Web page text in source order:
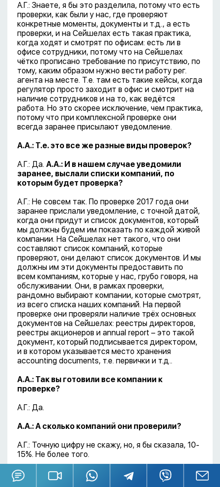
А.Г.: Знаете, я бы это разделила, потому что есть
проверки, как были у нас, где проверяют
конкретные моменты, документы и т.д., а есть
проверки, и на Сейшелах есть такая практика,
когда ходят и смотрят по офисам: есть ли в
офисе сотрудники, потому что на Сейшелах
чётко прописано требование по присутствию, по
тому, каким образом нужно вести работу рег.
агента на месте. Т.е. там есть такие кейсы, когда
регулятор просто заходит в офис и смотрит на
наличие сотрудников и на то, как ведётся
работа. Но это скорее исключение, чем практика,
потому что при комплексной проверке они
всегда заранее присылают уведомление.
А.А.: Т.е. это все же разные виды проверок?
А.Г.: Да. А.А.: И в нашем случае уведомили
заранее, выслали списки компаний, по
которым будет проверка?
А.Г.: Не совсем так. По проверке 2017 года они
заранее прислали уведомление, с точной датой,
когда они придут и список документов, который
мы должны будем им показать по каждой живой
компании. На Сейшелах нет такого, что они
составляют список компаний, которые
проверяют, они делают список документов. И мы
должны им эти документы предоставить по
всем компаниям, которые у нас, грубо говоря, на
обслуживании. Они, в рамках проверки,
рандомно выбирают компании, которые смотрят,
из всего списка наших компаний. На первой
проверке они проверяли наличие трёх основных
документов на Сейшелах: реестры директоров,
реестры акционеров и annual report – это такой
документ, который подписывается директором,
и в котором указывается место хранения
accounting documents, т.е. первички и т.д..
А.А.: Так вы готовили все компании к
проверке?
А.Г.: Да.
А.А.: А сколько компаний они проверили?
А.Г.: Точную цифру не скажу, но, я бы сказала, 10-
15%. Не более того.
А.А.: Но выбирали компании они сами?